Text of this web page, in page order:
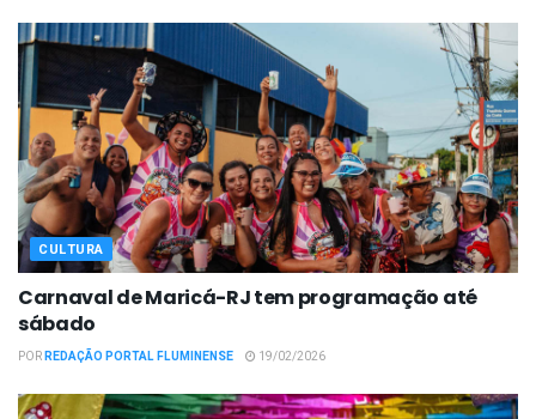
CULTURA
Carnaval de Maricá-RJ tem programação até
sábado
PORREDAÇÃO PORTAL FLUMINENSE 19/02/2026